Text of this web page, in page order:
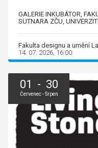
GALERIE INKUBÁTOR,
SUTNARA ZČU,
Fakulta designu a umění
14. 07. 2026, 16:00
01 - 30
Červenec - Srpen